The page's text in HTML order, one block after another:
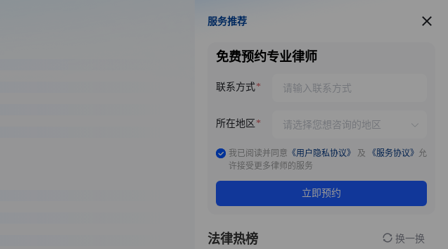
服务推荐
服务推荐
免费预约专业律师
联系方式
所在地区
我已阅读并同意 《用户隐私协议》 及 《服务协议》 允
许接受更多律师的服务
立即预约
法律热榜 换一换